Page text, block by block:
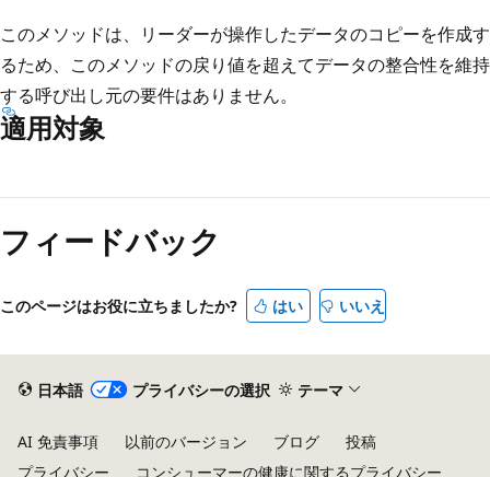
このメソッドは、リーダーが操作したデータのコピーを作成す
るため、このメソッドの戻り値を超えてデータの整合性を維持
する呼び出し元の要件はありません。
適用対象
み
取
モ
ド
フィードバック
このページはお役に立ちましたか? はい いいえ
日本語 プライバシーの選択 テーマ
AI 免責事項 以前のバージョン ブログ
投稿
プライバシー
コンシューマーの健康に関するプライバシー